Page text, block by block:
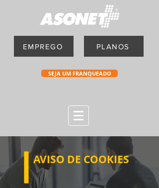
EMPREGO PLANOS
SEJA UM FRANQUEADO
AVISO DE COOKIES